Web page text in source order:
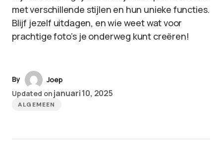
met verschillende stijlen en hun unieke functies.
Blijf jezelf uitdagen, en wie weet wat voor
prachtige foto’s je onderweg kunt creëren!
By
Joep
Updated on januari 10, 2025
ALGEMEEN